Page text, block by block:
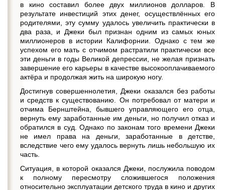
в кино составил более двух миллионов долларов. В
результате инвестиций этих денег, осуществлённых его
родителями, эту сумму удалось увеличить практически в
два раза, и Джеки был признан одним из самых юных
миллионеров в истории Калифорнии. Однако с тем же
успехом его мать с отчимом растратили практически все
эти деньги в годы Великой депрессии, не желая признать
завершение его карьеры в качестве высокооплачиваемого
актёра и продолжая жить на широкую ногу.
Достигнув совершеннолетия, Джеки оказался без работы
и средств к существованию. Он потребовал от матери и
отчима Бернштейна, бывшего управляющего его отца,
вернуть ему заработанные им деньги, но получил отказ и
обратился в суд. Однако по законам того времени Джеки
не имел права на деньги, заработанные в детстве,
вследствие чего ему удалось вернуть лишь небольшую их
часть.
Ситуация, в которой оказался Джеки, послужила поводом
к полному пересмотру сложившегося положения
относительно эксплуатации детского труда в кино и других